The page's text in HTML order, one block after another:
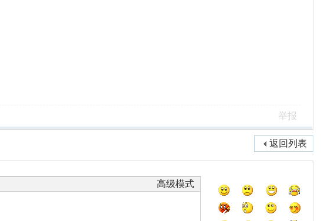
举报
返回列表
高级模式